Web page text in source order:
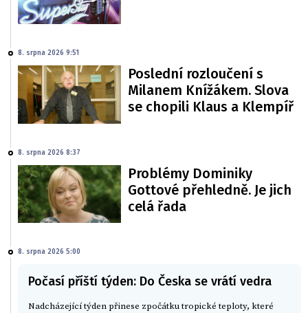
8. srpna 2026 9:51
Poslední rozloučení s
Milanem Knížákem. Slova
se chopili Klaus a Klempíř
8. srpna 2026 8:37
Problémy Dominiky
Gottové přehledně. Je jich
celá řada
8. srpna 2026 5:00
Počasí příští týden: Do Česka se vrátí vedra
Nadcházející týden přinese zpočátku tropické teploty, které